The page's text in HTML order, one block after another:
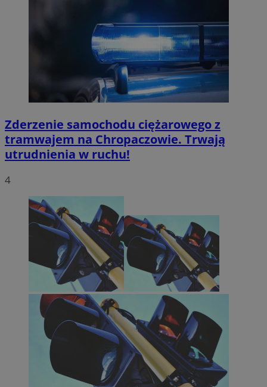
Zderzenie samochodu ciężarowego z
tramwajem na Chropaczowie. Trwają
utrudnienia w ruchu!
4